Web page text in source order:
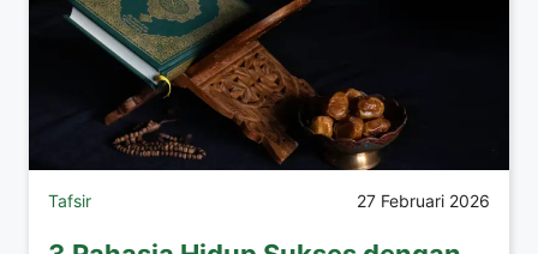
Tafsir 27 Februari 2026